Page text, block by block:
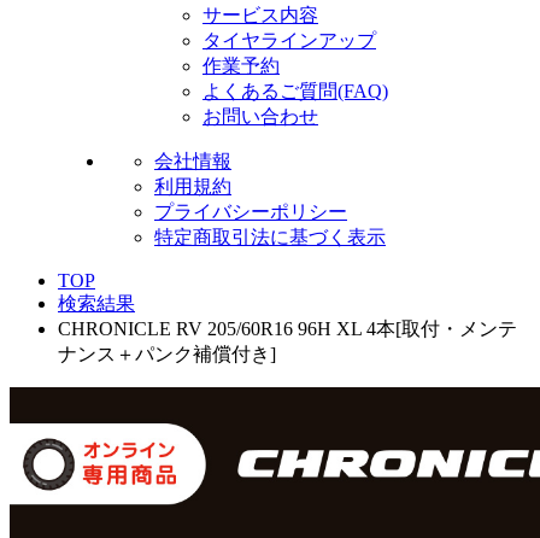
サービス内容
タイヤラインアップ
作業予約
よくあるご質問(FAQ)
お問い合わせ
会社情報
利用規約
プライバシーポリシー
特定商取引法に基づく表示
TOP
検索結果
CHRONICLE RV 205/60R16 96H XL 4本[取付・メンテ
ナンス＋パンク補償付き]